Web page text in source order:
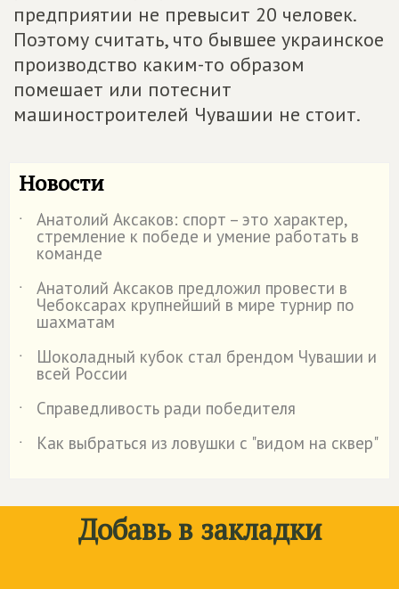
предприятии не превысит 20 человек.
Поэтому считать, что бывшее украинское
производство каким-то образом
помешает или потеснит
машиностроителей Чувашии не стоит.
Новости
˙ Анатолий Аксаков: спорт – это характер,
стремление к победе и умение работать в
команде
˙
Анатолий Аксаков предложил провести в
Чебоксарах крупнейший в мире турнир по
шахматам
˙
Шоколадный кубок стал брендом Чувашии и
всей России
˙
Справедливость ради победителя
˙
Как выбраться из ловушки с "видом на сквер"
Добавь в закладки